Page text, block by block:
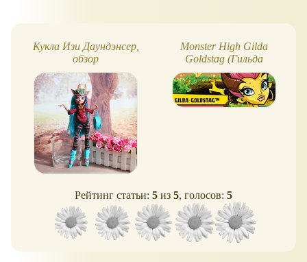
Кукла Изи Даундэнсер,
обзор
Monster High Gilda
Goldstag (Гильда
Голдстаг)
Рейтинг статьи: 5 из 5, голосов: 5